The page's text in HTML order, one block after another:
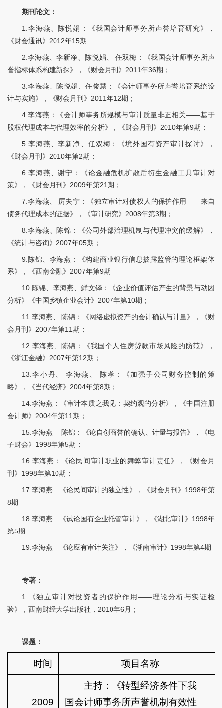
期刊论文：
1.李海燕、陈悦娟：《我国会计师事务所声誉培育研究》，
《财会通讯》2012年15期
2.李海燕、李新净、陈悦娟、 任双梅：《我国会计师事务所声
誉指标体系构建新探》，《财会月刊》2011年36期；
3.李海燕、陈悦娟、任俊慧：《会计师事务所声誉培育系统设
计与实施》，《财会月刊》2011年12期；
4.李海燕：《会计师事务所规模与审计质量非正相关——基于
股权代理成本与代理效率的分析》，《财会月刊》2010年第9期；
5.李海燕、李新净、任双梅：《境外国有资产审计探讨》，
《财会月刊》2010年第2期；
6.李海燕、谢宁：《论金融危机扩散后衍生金融工具审计对
策》，《财会月刊》2009年第21期；
7.李海燕、 厉夫宁：《独立审计对债权人的保护作用——来自
债务代理成本的证据》，《审计研究》2008年第3期；
8.李海燕、陈锦：《公司外部治理机制与代理冲突的缓解》，
《统计与咨询》2007年05期；
9.陈锦、李海燕：《构建商业银行信息披露监管的理论框架体
系》，《西南金融》2007年第9期
10.陈锦、李海燕、鲜文铎：《企业价值评估产生的背景与动因
分析》《中国乡镇企业会计》2007年第10期；
11.李海燕、 陈锦：《网络虚拟资产的会计确认与计量》，《财
会月刊》2007年第11期；
12.李海燕、陈锦：《我国个人住房贷款市场风险的防范》，
《浙江金融》2007年第12期；
13.李小丹、 李海燕、 陈孝：《加强子公司财务控制的策
略》，《当代经济》2004年第8期；
14.李海燕：《审计本质之我见：契约观的分析》，《中国注册
会计师》2004年第11期；
15.李海燕； 陈锦：《论自创商誉的确认、计量与报告》，《电
子财会》1998年第5期；
16.李海燕：《论民间审计职业的舞弊审计责任》，《财会月
刊》1998年第10期；
17.李海燕：《论民间审计的独立性》，《财会月刊》1998年第
8期
18.李海燕：《试论国有企业托管审计》，《湖北审计》1998年
第5期
19.李海燕：《论应有审计关注》，《湖南审计》1998年第4期
专著：
1.《独立审计对投资者的保护作用——理论分析与实证检
验》，西南财经大学出版社，2010年6月；
课题：
时间 项目名称
2009
主持：《转型经济条件下我
国会计师事务所声誉机制有效性